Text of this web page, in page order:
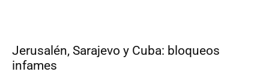
Jerusalén, Sarajevo y Cuba: bloqueos
infames